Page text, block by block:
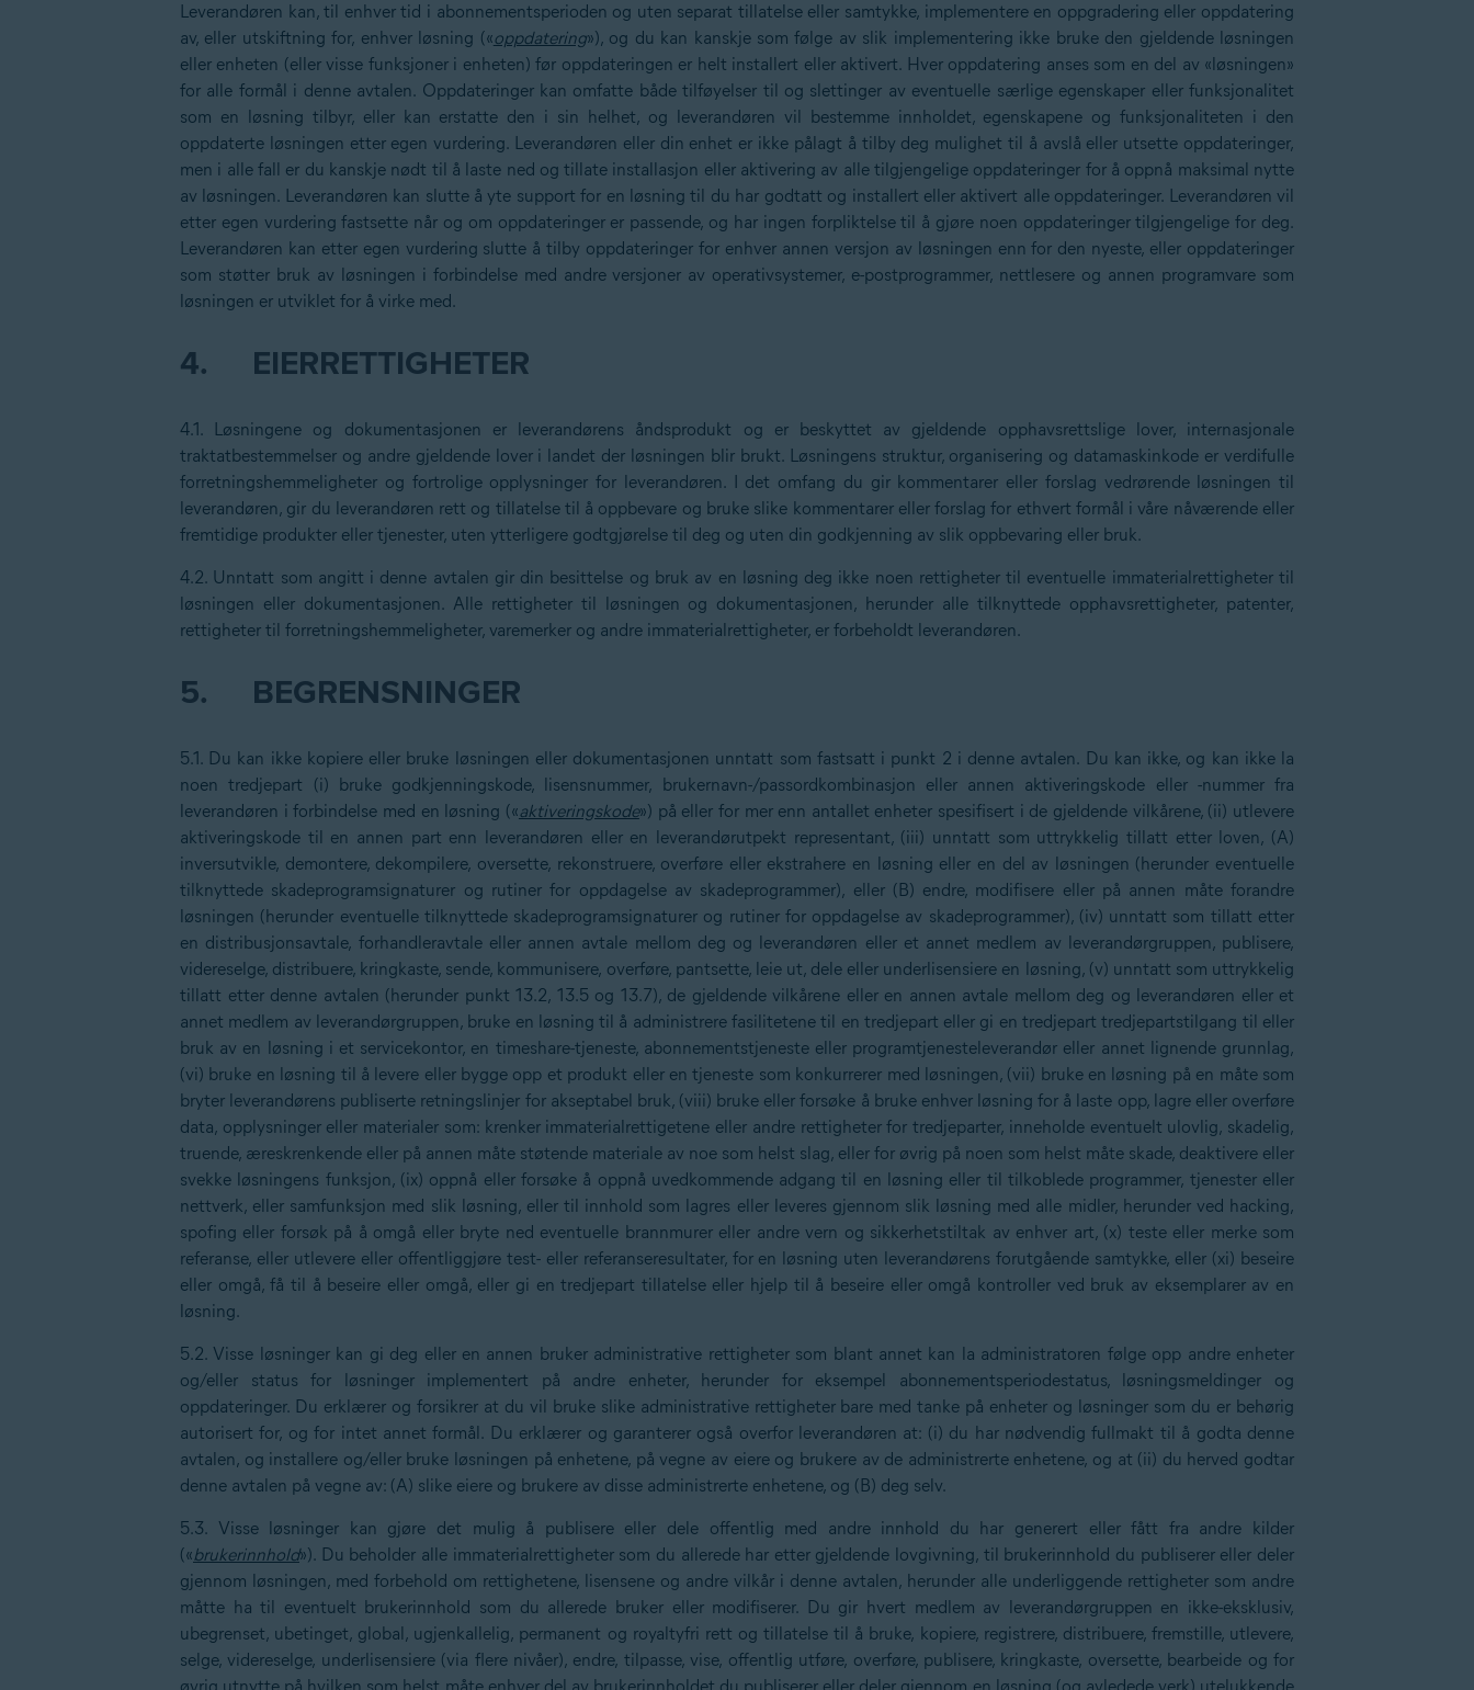
Leverandøren kan, til enhver tid i abonnementsperioden og uten separat tillatelse eller samtykke, implementere en oppgradering eller oppdatering
av, eller utskiftning for, enhver løsning («oppdatering»), og du kan kanskje som følge av slik implementering ikke bruke den gjeldende løsningen
eller enheten (eller visse funksjoner i enheten) før oppdateringen er helt installert eller aktivert. Hver oppdatering anses som en del av «løsningen»
for alle formål i denne avtalen. Oppdateringer kan omfatte både tilføyelser til og slettinger av eventuelle særlige egenskaper eller funksjonalitet
som en løsning tilbyr, eller kan erstatte den i sin helhet, og leverandøren vil bestemme innholdet, egenskapene og funksjonaliteten i den
oppdaterte løsningen etter egen vurdering. Leverandøren eller din enhet er ikke pålagt å tilby deg mulighet til å avslå eller utsette oppdateringer,
men i alle fall er du kanskje nødt til å laste ned og tillate installasjon eller aktivering av alle tilgjengelige oppdateringer for å oppnå maksimal nytte
av løsningen. Leverandøren kan slutte å yte support for en løsning til du har godtatt og installert eller aktivert alle oppdateringer. Leverandøren vil
etter egen vurdering fastsette når og om oppdateringer er passende, og har ingen forpliktelse til å gjøre noen oppdateringer tilgjengelige for deg.
Leverandøren kan etter egen vurdering slutte å tilby oppdateringer for enhver annen versjon av løsningen enn for den nyeste, eller oppdateringer
som støtter bruk av løsningen i forbindelse med andre versjoner av operativsystemer, e-postprogrammer, nettlesere og annen programvare som
løsningen er utviklet for å virke med.
4. EIERRETTIGHETER
4.1. Løsningene og dokumentasjonen er leverandørens åndsprodukt og er beskyttet av gjeldende opphavsrettslige lover, internasjonale
traktatbestemmelser og andre gjeldende lover i landet der løsningen blir brukt. Løsningens struktur, organisering og datamaskinkode er verdifulle
forretningshemmeligheter og fortrolige opplysninger for leverandøren. I det omfang du gir kommentarer eller forslag vedrørende løsningen til
leverandøren, gir du leverandøren rett og tillatelse til å oppbevare og bruke slike kommentarer eller forslag for ethvert formål i våre nåværende eller
fremtidige produkter eller tjenester, uten ytterligere godtgjørelse til deg og uten din godkjenning av slik oppbevaring eller bruk.
4.2. Unntatt som angitt i denne avtalen gir din besittelse og bruk av en løsning deg ikke noen rettigheter til eventuelle immaterialrettigheter til
løsningen eller dokumentasjonen. Alle rettigheter til løsningen og dokumentasjonen, herunder alle tilknyttede opphavsrettigheter, patenter,
rettigheter til forretningshemmeligheter, varemerker og andre immaterialrettigheter, er forbeholdt leverandøren.
5. BEGRENSNINGER
5.1. Du kan ikke kopiere eller bruke løsningen eller dokumentasjonen unntatt som fastsatt i punkt 2 i denne avtalen. Du kan ikke, og kan ikke la
noen tredjepart (i) bruke godkjenningskode, lisensnummer, brukernavn-/passordkombinasjon eller annen aktiveringskode eller -nummer fra
leverandøren i forbindelse med en løsning («aktiveringskode») på eller for mer enn antallet enheter spesifisert i de gjeldende vilkårene, (ii) utlevere
aktiveringskode til en annen part enn leverandøren eller en leverandørutpekt representant, (iii) unntatt som uttrykkelig tillatt etter loven, (A)
inversutvikle, demontere, dekompilere, oversette, rekonstruere, overføre eller ekstrahere en løsning eller en del av løsningen (herunder eventuelle
tilknyttede skadeprogramsignaturer og rutiner for oppdagelse av skadeprogrammer), eller (B) endre, modifisere eller på annen måte forandre
løsningen (herunder eventuelle tilknyttede skadeprogramsignaturer og rutiner for oppdagelse av skadeprogrammer), (iv) unntatt som tillatt etter
en distribusjonsavtale, forhandleravtale eller annen avtale mellom deg og leverandøren eller et annet medlem av leverandørgruppen, publisere,
videreselge, distribuere, kringkaste, sende, kommunisere, overføre, pantsette, leie ut, dele eller underlisensiere en løsning, (v) unntatt som uttrykkelig
tillatt etter denne avtalen (herunder punkt 13.2, 13.5 og 13.7), de gjeldende vilkårene eller en annen avtale mellom deg og leverandøren eller et
annet medlem av leverandørgruppen, bruke en løsning til å administrere fasilitetene til en tredjepart eller gi en tredjepart tredjepartstilgang til eller
bruk av en løsning i et servicekontor, en timeshare-tjeneste, abonnementstjeneste eller programtjenesteleverandør eller annet lignende grunnlag,
(vi) bruke en løsning til å levere eller bygge opp et produkt eller en tjeneste som konkurrerer med løsningen, (vii) bruke en løsning på en måte som
bryter leverandørens publiserte retningslinjer for akseptabel bruk, (viii) bruke eller forsøke å bruke enhver løsning for å laste opp, lagre eller overføre
data, opplysninger eller materialer som: krenker immaterialrettigetene eller andre rettigheter for tredjeparter, inneholde eventuelt ulovlig, skadelig,
truende, æreskrenkende eller på annen måte støtende materiale av noe som helst slag, eller for øvrig på noen som helst måte skade, deaktivere eller
svekke løsningens funksjon, (ix) oppnå eller forsøke å oppnå uvedkommende adgang til en løsning eller til tilkoblede programmer, tjenester eller
nettverk, eller samfunksjon med slik løsning, eller til innhold som lagres eller leveres gjennom slik løsning med alle midler, herunder ved hacking,
spofing eller forsøk på å omgå eller bryte ned eventuelle brannmurer eller andre vern og sikkerhetstiltak av enhver art, (x) teste eller merke som
referanse, eller utlevere eller offentliggjøre test- eller referanseresultater, for en løsning uten leverandørens forutgående samtykke, eller (xi) beseire
eller omgå, få til å beseire eller omgå, eller gi en tredjepart tillatelse eller hjelp til å beseire eller omgå kontroller ved bruk av eksemplarer av en
løsning.
5.2. Visse løsninger kan gi deg eller en annen bruker administrative rettigheter som blant annet kan la administratoren følge opp andre enheter
og/eller status for løsninger implementert på andre enheter, herunder for eksempel abonnementsperiodestatus, løsningsmeldinger og
oppdateringer. Du erklærer og forsikrer at du vil bruke slike administrative rettigheter bare med tanke på enheter og løsninger som du er behørig
autorisert for, og for intet annet formål. Du erklærer og garanterer også overfor leverandøren at: (i) du har nødvendig fullmakt til å godta denne
avtalen, og installere og/eller bruke løsningen på enhetene, på vegne av eiere og brukere av de administrerte enhetene, og at (ii) du herved godtar
denne avtalen på vegne av: (A) slike eiere og brukere av disse administrerte enhetene, og (B) deg selv.
5.3. Visse løsninger kan gjøre det mulig å publisere eller dele offentlig med andre innhold du har generert eller fått fra andre kilder
(«brukerinnhold»). Du beholder alle immaterialrettigheter som du allerede har etter gjeldende lovgivning, til brukerinnhold du publiserer eller deler
gjennom løsningen, med forbehold om rettighetene, lisensene og andre vilkår i denne avtalen, herunder alle underliggende rettigheter som andre
måtte ha til eventuelt brukerinnhold som du allerede bruker eller modifiserer. Du gir hvert medlem av leverandørgruppen en ikke-eksklusiv,
ubegrenset, ubetinget, global, ugjenkallelig, permanent og royaltyfri rett og tillatelse til å bruke, kopiere, registrere, distribuere, fremstille, utlevere,
selge, videreselge, underlisensiere (via flere nivåer), endre, tilpasse, vise, offentlig utføre, overføre, publisere, kringkaste, oversette, bearbeide og for